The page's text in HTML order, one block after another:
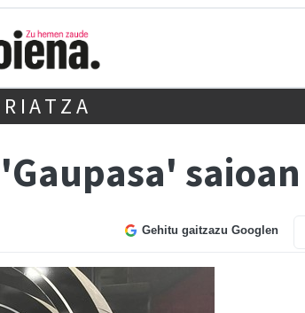
saioan
Gehitu gaitzazu Googlen